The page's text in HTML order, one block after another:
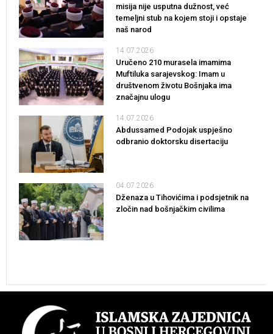
misija nije usputna dužnost, već
temeljni stub na kojem stoji i opstaje
naš narod
14.07.2026
Uručeno 210 murasela imamima
Muftiluka sarajevskog: Imam u
društvenom životu Bošnjaka ima
značajnu ulogu
14.07.2026
Abdussamed Podojak uspješno
odbranio doktorsku disertaciju
04.07.2026
Dženaza u Tihovićima i podsjetnik na
zločin nad bošnjačkim civilima